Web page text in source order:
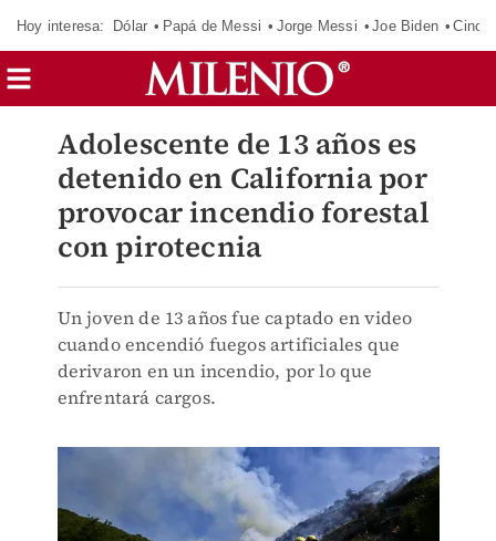
Hoy interesa: Dólar Papá de Messi Jorge Messi Joe Biden
Adolescente de 13 años es
detenido en California por
provocar incendio forestal
con pirotecnia
Un joven de 13 años fue captado en video
cuando encendió fuegos artificiales que
derivaron en un incendio, por lo que
enfrentará cargos.